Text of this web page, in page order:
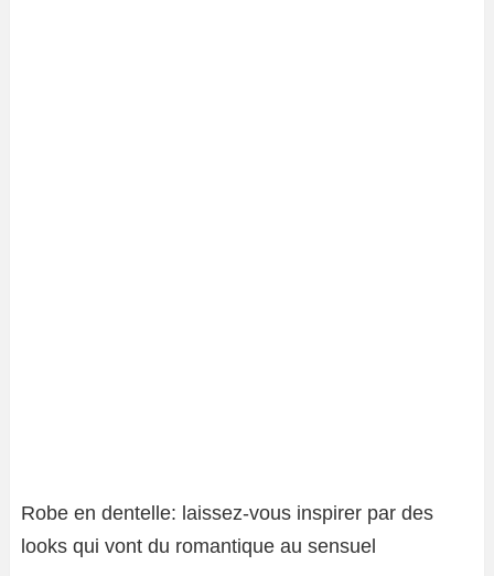
Robe en dentelle: laissez-vous inspirer par des
looks qui vont du romantique au sensuel